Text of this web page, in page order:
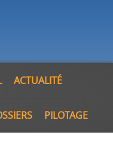
ACTUALITÉ
PILOTAGE